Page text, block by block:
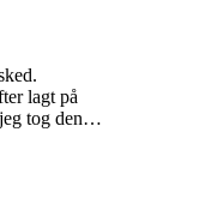
lagt på
jeg tog den…